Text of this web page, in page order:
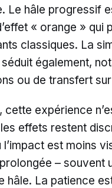
Le hâle progressif
« orange »
classiques. La
également,
ou de transfert
cette expérience
effets restent
est moins
prolongée –
hâle. La patience